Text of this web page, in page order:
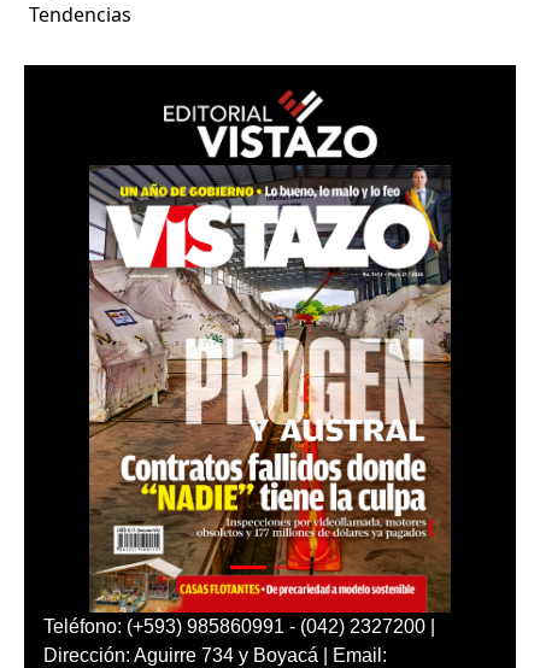
Tendencias
Teléfono: (+593) 985860991 - (042) 2327200 |
Dirección: Aguirre 734 y Boyacá | Email: